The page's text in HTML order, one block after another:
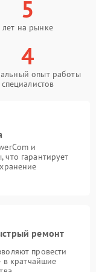
5
лет на рынке
4
опыт работы
специалистов
и
гарантирует
ремонт
провести
в кратчайшие